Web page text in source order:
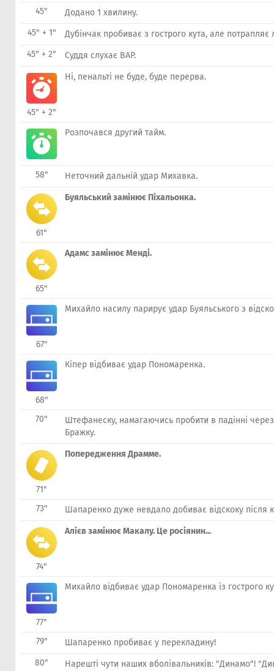
45"
Додано 1 хвилину.
45" + 1"
Дубінчак пробиває з гострого кута, але
45" + 2"
Суддя слухає ВАР.
45" + 2"
Ні, пенальті не буде, буде перерва.
Розпочався другий тайм.
58" Неточний дальній удар Михавка.
61"
Буяльський замінює Піхальонка.
65"
Адамс замінює Менді.
67"
Михайло насилу парирує удар Буяльського з
68"
Кіпер відбиває удар Пономаренка.
70"
Штефанеску, намагаючись пробити в падінні
Бражку.
71"
Попередження Драмме.
73" Шапаренко дуже невдало добиває відскоку після
74"
Алієв замінює Макалу. Це росіянин...
77"
Михайло відбиває удар Пономаренка із гострого
79"
Шапаренко пробиває у перекладину!
80"
Нарешті чути наших вболівальників: "Динамо"!